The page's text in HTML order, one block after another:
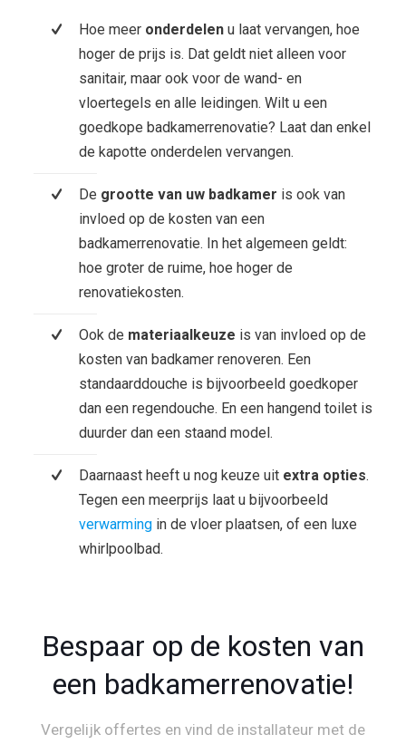
Hoe meer onderdelenu laat vervangen, hoe
hoger de prijs is. Dat geldt niet alleen voor
sanitair, maar ook voor de wand- en
vloertegels en alle leidingen. Wilt u een
goedkope badkamerrenovatie? Laat dan enkel
de kapotte onderdelen vervangen.
De grootte van uw badkamer is ook van
invloed op de kosten van een
badkamerrenovatie. In het algemeen geldt:
hoe groter de ruime, hoe hoger de
renovatiekosten.
Ook de materiaalkeuze is van invloed op de
kosten van badkamer renoveren. Een
standaarddouche is bijvoorbeeld goedkoper
dan een regendouche. En een hangend toilet is
duurder dan een staand model.
Daarnaast heeft u nog keuze uit extra opties.
Tegen een meerprijs laat u bijvoorbeeld
verwarmingin de vloer plaatsen, of een luxe
whirlpoolbad.
Bespaar op de kosten van
een badkamerrenovatie!
Vergelijk offertes en vind de installateur met de